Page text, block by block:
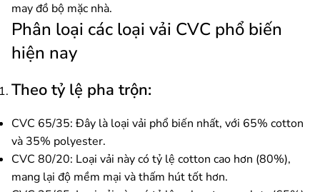
may đồ bộ mặc nhà.
Phân loại các loại vải CVC phổ biến
hiện nay
Theo tỷ lệ pha trộn:
CVC 65/35: Đây là loại vải phổ biến nhất, với 65% cotton
và 35% polyester.
CVC 80/20: Loại vải này có tỷ lệ cotton cao hơn (80%),
mang lại độ mềm mại và thấm hút tốt hơn.